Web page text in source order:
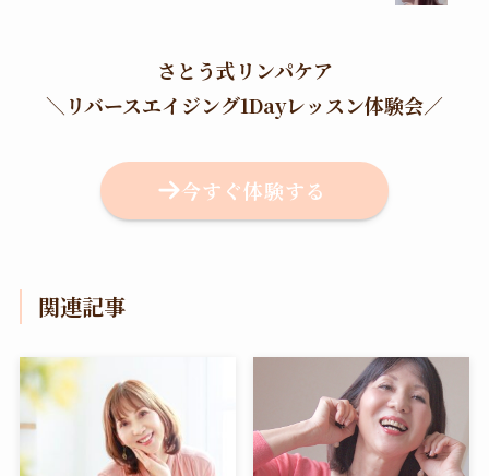
さとう式リンパケア
＼ リバースエイジング1Dayレッスン体験会／
今すぐ体験する
関連記事